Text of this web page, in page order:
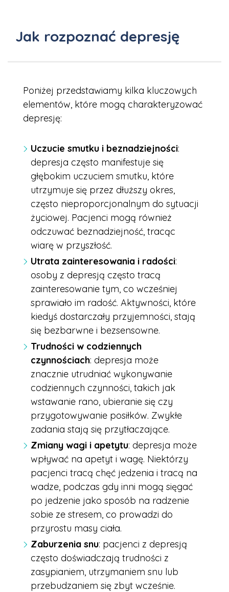
Jak rozpoznać depresję
Poniżej przedstawiamy kilka kluczowych
elementów, które mogą charakteryzować
depresję:
Uczucie smutku i beznadziejności:
depresja często manifestuje się
głębokim uczuciem smutku, które
utrzymuje się przez dłuższy okres,
często nieproporcjonalnym do sytuacji
życiowej. Pacjenci mogą również
odczuwać beznadziejność, tracąc
wiarę w przyszłość.
Utrata zainteresowania i radości:
osoby z depresją często tracą
zainteresowanie tym, co wcześniej
sprawiało im radość. Aktywności, które
kiedyś dostarczały przyjemności, stają
się bezbarwne i bezsensowne.
Trudności w codziennych
czynnościach: depresja może
znacznie utrudniać wykonywanie
codziennych czynności, takich jak
wstawanie rano, ubieranie się czy
przygotowywanie posiłków. Zwykłe
zadania stają się przytłaczające.
Zmiany wagi i apetytu: depresja może
wpływać na apetyt i wagę. Niektórzy
pacjenci tracą chęć jedzenia i tracą na
wadze, podczas gdy inni mogą sięgać
po jedzenie jako sposób na radzenie
sobie ze stresem, co prowadzi do
przyrostu masy ciała.
Zaburzenia snu: pacjenci z depresją
często doświadczają trudności z
zasypianiem, utrzymaniem snu lub
przebudzaniem się zbyt wcześnie.